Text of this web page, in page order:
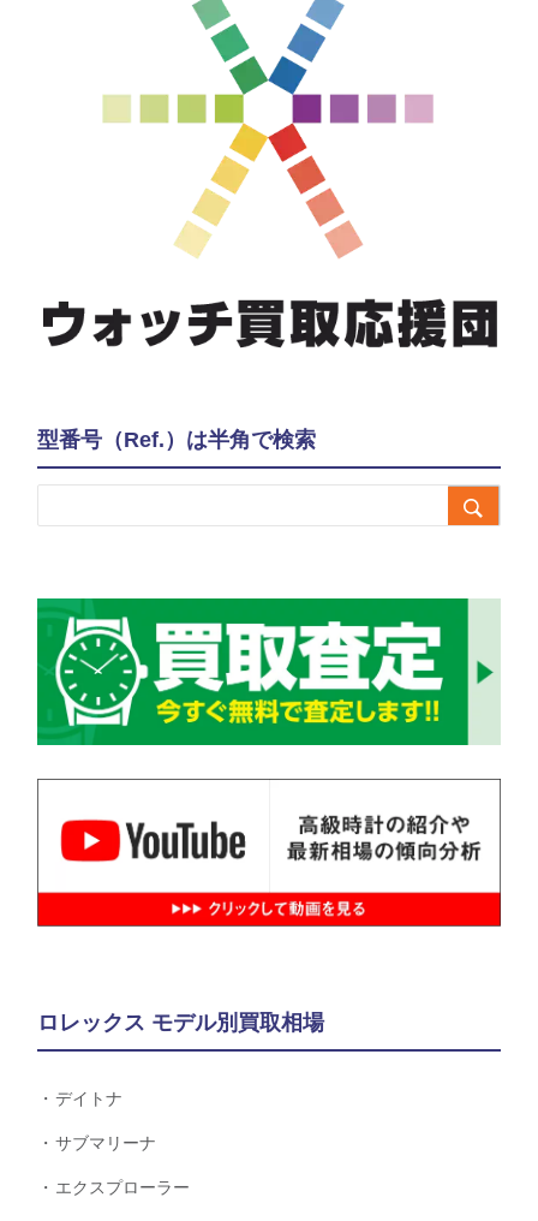
型番号（Ref.）は半角で検索

ロレックス モデル別買取相場
デイトナ
サブマリーナ
エクスプローラー